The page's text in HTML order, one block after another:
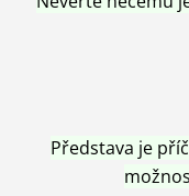
Představa je